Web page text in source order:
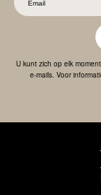
U kunt zich op elk
e-mails. Voor